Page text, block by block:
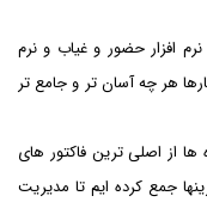
نرم افزار حضور و غیاب و نرم
هر چه آسان تر و جامع تر
از اصلی ترین فاکتور های
جمع کرده ایم تا مدیریت